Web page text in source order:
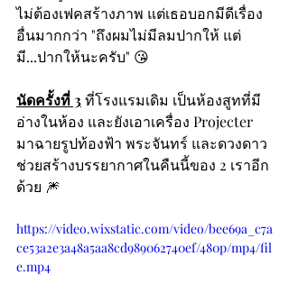
ไม่ต้องเฟคสร้างภาพ แต่เธอบอกมีดีเรื่อง
อื่นมากกว่า "ถึงผมไม่มีลมปากให้ แต่
มี...ปากให้นะครับ" 😘
นัดครั้งที่ 3 ที่โรงแรมเดิม เป็นห้องสูทที่มี
อ่างในห้อง และยังเอาเครื่อง Projecter
มาฉายรูปท้องฟ้า พระจันทร์ และดวงดาว
ช่วยสร้างบรรยากาศในคืนนี้ของ 2 เราอีก
ด้วย 🎆
https://video.wixstatic.com/video/bee69a_c7a
ce53a2e3a48a5aa8cd989062740ef/480p/mp4/fil
e.mp4